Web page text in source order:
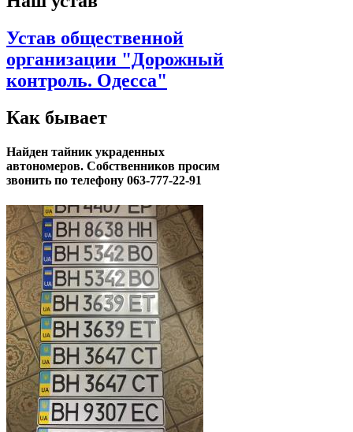
Устав общественной
организации "Дорожный
контроль. Одесса"
Как бывает
Найден тайник украденных
автономеров. Собственников просим
звонить по телефону 063-777-22-91